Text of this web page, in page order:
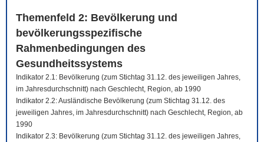
Themenfeld 2: Bevölkerung und
bevölkerungsspezifische
Rahmenbedingungen des
Gesundheitssystems
Indikator 2.1: Bevölkerung (zum Stichtag 31.12. des jeweiligen Jahres,
im Jahresdurchschnitt) nach Geschlecht, Region, ab 1990
Indikator 2.2: Ausländische Bevölkerung (zum Stichtag 31.12. des
jeweiligen Jahres, im Jahresdurchschnitt) nach Geschlecht, Region, ab
1990
Indikator 2.3: Bevölkerung (zum Stichtag 31.12. des jeweiligen Jahres,